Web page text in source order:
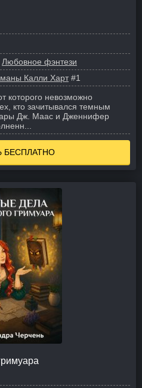
Любовное фэнтези
Калли Харт#1
которого невозможно
кто зачитывался темным
Дж. Маас и Дженнифер
БЕСПЛАТНО